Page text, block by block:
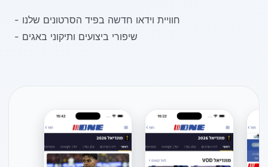
- חוויית וידאו חדשה בפיד הסרטונים שלנו
- שיפורי ביצועים ותיקוני באגים